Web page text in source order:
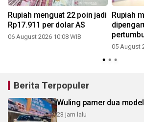
Rupiah menguat 22 poin jadi
Rp17.911 per dolar AS
06 August 2026 10:08 WIB
Rupiah
atas
05 August
Berita Terpopuler
Wuling pamer dua model
23 jam lalu